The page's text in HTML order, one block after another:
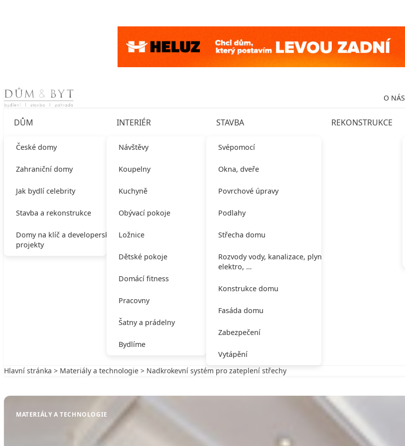
Skip to content O NÁS
DŮM
České domy
Zahraniční domy
Jak bydlí celebrity
Stavba a rekonstrukce
Domy na klíč a developerské
projekty
INTERIÉR
Návštěvy
Koupelny
Kuchyně
Obývací pokoje
Ložnice
Dětské pokoje
Domácí fitness
Pracovny
Šatny a prádelny
Bydlíme
STAVBA
Svépomocí
Okna, dveře
Povrchové úpravy
Podlahy
Střecha domu
Rozvody vody, kanalizace, plynu,
elektro, …
Konstrukce domu
Fasáda domu
Zabezpečení
Vytápění
REKONSTRUKCE
Hlavní stránka > Materiály a technologie > Nadkrokevní systém pro zateplení střechy
MATERIÁLY A TECHNOLOGIE